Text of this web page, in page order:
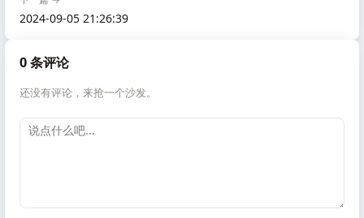
2024-09-05 21:26:39
0 条评论
还没有评论，来抢一个沙发。